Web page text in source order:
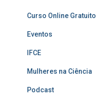
Curso Online Gratuito
Eventos
IFCE
Mulheres na Ciência
Podcast